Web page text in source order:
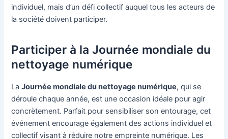
individuel, mais d’un défi collectif auquel tous les acteurs de
la société doivent participer.
Participer à la Journée mondiale du
nettoyage numérique
LaJournée mondiale du nettoyage numérique, qui se
déroule chaque année, est une occasion idéale pour agir
concrètement. Parfait pour sensibiliser son entourage, cet
événement encourage également des actions individuel et
collectif visant à réduire notre empreinte numérique. Les